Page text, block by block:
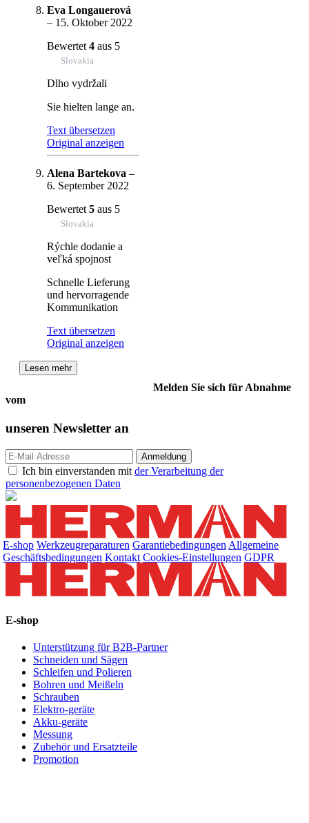
Eva Longauerová
– 15. Oktober 2022
Bewertet 4 aus 5
Slovakia
Dlho vydržali
Sie hielten lange an.
Text übersetzen
Original anzeigen
Alena Bartekova –
6. September 2022
Bewertet 5 aus 5
Slovakia
Rýchle dodanie a
veľká spojnost
Schnelle Lieferung
und hervorragende
Kommunikation
Text übersetzen
Original anzeigen
Lesen mehr
Melden Sie sich für Abnahme
vom
unseren Newsletter an
Ich bin einverstanden mit der Verarbeitung der
personenbezogenen Daten
E-shop Werkzeugreparaturen Garantiebedingungen Allgemeine
Geschäftsbedingungen Kontakt Cookies-Einstellungen GDPR
E-shop
Unterstützung für B2B-Partner
Schneiden und Sägen
Schleifen und Polieren
Bohren und Meißeln
Schrauben
Elektro-geräte
Akku-geräte
Messung
Zubehör und Ersatzteile
Promotion